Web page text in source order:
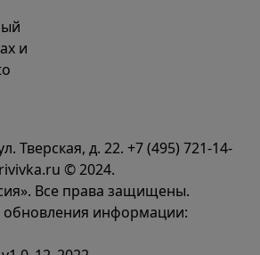
Тверская, д. 22. +7 (495) 721-14-
© 2024.
Все права защищены.
обновления информации: